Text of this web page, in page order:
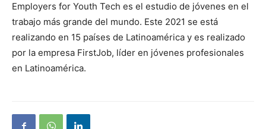
Employers for Youth Tech es el estudio de jóvenes en el
trabajo más grande del mundo. Este 2021 se está
realizando en 15 países de Latinoamérica y es realizado
por la empresa FirstJob, líder en jóvenes profesionales
en Latinoamérica.